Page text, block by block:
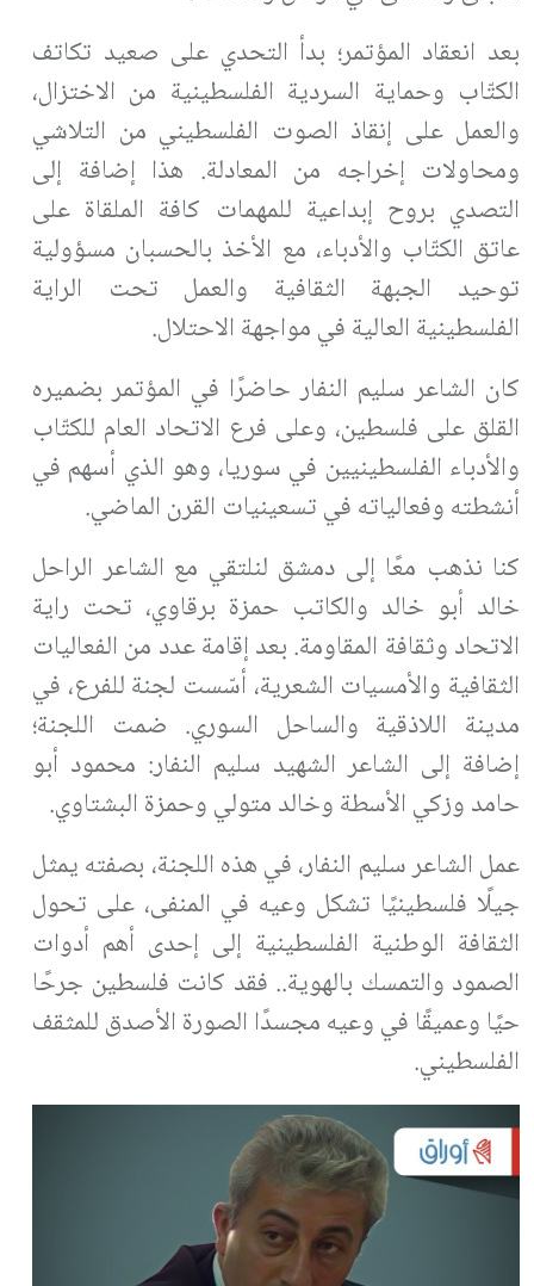
بعد انعقاد المؤتمر؛ بدأ التحدي على صعيد تكاتف
الكتّاب وحماية السردية الفلسطينية من الاختزال،
والعمل على إنقاذ الصوت الفلسطيني من التلاشي
ومحاولات إخراجه من المعادلة. هذا إضافة إلى
التصدي بروح إبداعية للمهمات كافة الملقاة على
عاتق الكتّاب والأدباء، مع الأخذ بالحسبان مسؤولية
توحيد الجبهة الثقافية والعمل تحت الراية
الفلسطينية العالية في مواجهة الاحتلال.
كان الشاعر سليم النفار حاضرًا في المؤتمر بضميره
القلق على فلسطين، وعلى فرع الاتحاد العام للكتّاب
والأدباء الفلسطينيين في سوريا، وهو الذي أسهم في
أنشطته وفعالياته في تسعينيات القرن الماضي.
كنا نذهب معًا إلى دمشق لنلتقي مع الشاعر الراحل
خالد أبو خالد والكاتب حمزة برقاوي، تحت راية
الاتحاد وثقافة المقاومة. بعد إقامة عدد من الفعاليات
الثقافية والأمسيات الشعرية، أسّست لجنة للفرع، في
مدينة اللاذقية والساحل السوري. ضمت اللجنة؛
إضافة إلى الشاعر الشهيد سليم النفار: محمود أبو
حامد وزكي الأسطة وخالد متولي وحمزة البشتاوي.
عمل الشاعر سليم النفار، في هذه اللجنة، بصفته يمثل
جيلًا فلسطينيًا تشكل وعيه في المنفى، على تحول
الثقافة الوطنية الفلسطينية إلى إحدى أهم أدوات
الصمود والتمسك بالهوية.. فقد كانت فلسطين جرحًا
حيًا وعميقًا في وعيه مجسدًا الصورة الأصدق للمثقف
الفلسطيني.